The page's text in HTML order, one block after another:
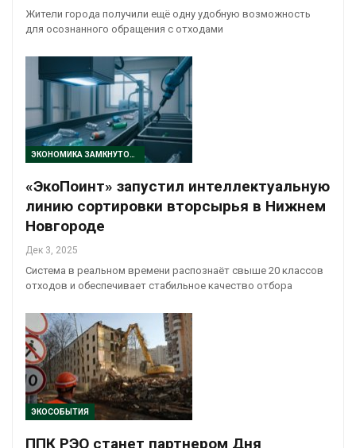
Жители города получили ещё одну удобную возможность
для осознанного обращения с отходами
ЭКОНОМИКА ЗАМКНУТОГО ЦИКЛА
«ЭкоПоинт» запустил интеллектуальную
линию сортировки вторсырья в Нижнем
Новгороде
Дек 3, 2025
Система в реальном времени распознаёт свыше 20 классов
отходов и обеспечивает стабильное качество отбора
ЭКОСОБЫТИЯ
ППК РЭО станет партнером Дня